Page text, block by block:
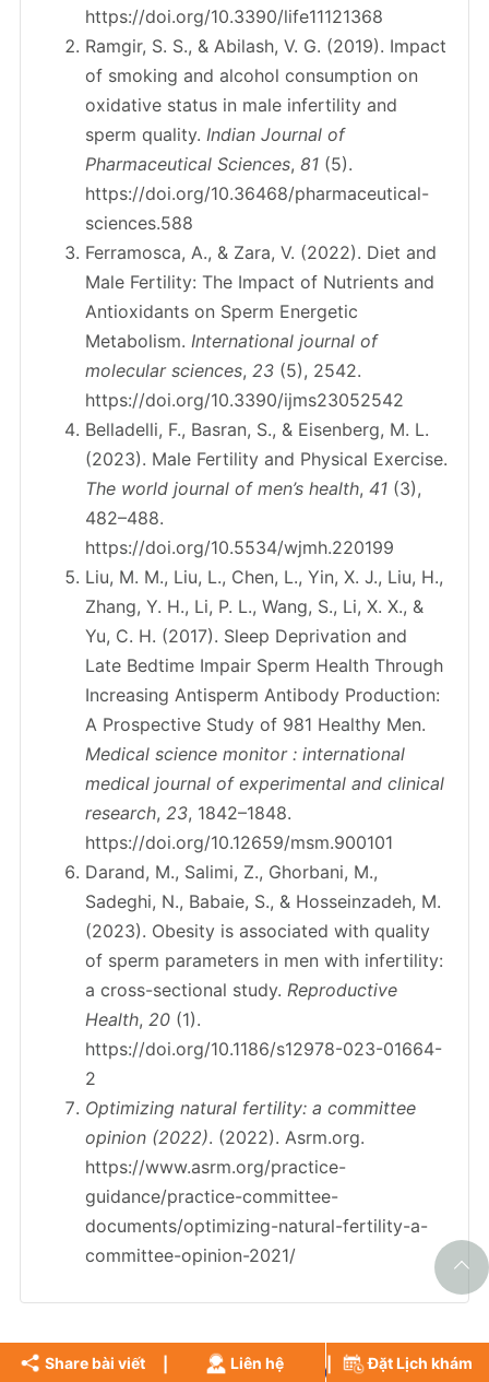
https://doi.org/10.3390/life11121368
Ramgir, S. S., & Abilash, V. G. (2019). Impact
of smoking and alcohol consumption on
oxidative status in male infertility and
sperm quality. Indian Journal of
Pharmaceutical Sciences, 81 (5).
https://doi.org/10.36468/pharmaceutical-
sciences.588
Ferramosca, A., & Zara, V. (2022). Diet and
Male Fertility: The Impact of Nutrients and
Antioxidants on Sperm Energetic
Metabolism. International journal of
molecular sciences, 23 (5), 2542.
https://doi.org/10.3390/ijms23052542
Belladelli, F., Basran, S., & Eisenberg, M. L.
(2023). Male Fertility and Physical Exercise.
The world journal of men’s health, 41 (3),
482–488.
https://doi.org/10.5534/wjmh.220199
Liu, M. M., Liu, L., Chen, L., Yin, X. J., Liu, H.,
Zhang, Y. H., Li, P. L., Wang, S., Li, X. X., &
Yu, C. H. (2017). Sleep Deprivation and
Late Bedtime Impair Sperm Health Through
Increasing Antisperm Antibody Production:
A Prospective Study of 981 Healthy Men.
Medical science monitor : international
medical journal of experimental and clinical
research, 23, 1842–1848.
https://doi.org/10.12659/msm.900101
Darand, M., Salimi, Z., Ghorbani, M.,
Sadeghi, N., Babaie, S., & Hosseinzadeh, M.
(2023). Obesity is associated with quality
of sperm parameters in men with infertility:
a cross-sectional study. Reproductive
Health, 20 (1).
https://doi.org/10.1186/s12978-023-01664-
2
Optimizing natural fertility: a committee
opinion (2022). (2022). Asrm.org.
https://www.asrm.org/practice-
guidance/practice-committee-
documents/optimizing-natural-fertility-a-
committee-opinion-2021/
BÀI VIẾT LIÊN QUAN
Share bài viết Liên hệ Đặt Lịch khám